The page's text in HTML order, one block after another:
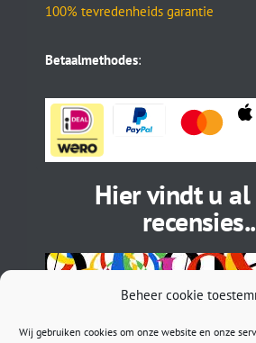
Beheer cookie
Wij gebruiken cookies om onze website en onze
100% tevredenheids garantie
Betaalmethodes:
Hier vindt u al